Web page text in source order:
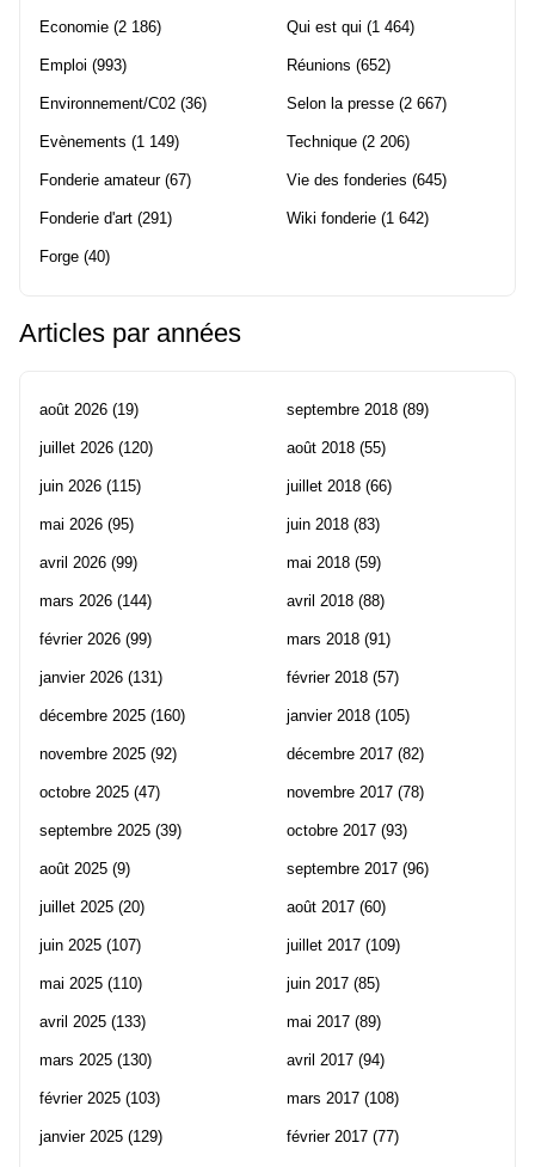
Economie (2 186)
Emploi (993)
Environnement/C02 (36)
Evènements (1 149)
Fonderie amateur(67)
Fonderie d'art (291)
Forge (40)
Qui est qui (1 464)
Réunions (652)
Selon la presse (2 667)
Technique (2 206)
Vie des fonderies (645)
Wiki fonderie (1 642)
Articles par années
août 2026 (19)
juillet 2026 (120)
juin 2026 (115)
mai 2026 (95)
avril 2026 (99)
mars 2026 (144)
février 2026 (99)
janvier 2026 (131)
décembre 2025 (160)
novembre 2025 (92)
octobre 2025 (47)
septembre 2025 (39)
août 2025 (9)
juillet 2025 (20)
juin 2025 (107)
mai 2025 (110)
avril 2025 (133)
mars 2025 (130)
février 2025 (103)
janvier 2025 (129)
septembre 2018 (89)
août 2018 (55)
juillet 2018 (66)
juin 2018 (83)
mai 2018 (59)
avril 2018 (88)
mars 2018 (91)
février 2018 (57)
janvier 2018 (105)
décembre 2017 (82)
novembre 2017 (78)
octobre 2017 (93)
septembre 2017 (96)
août 2017 (60)
juillet 2017 (109)
juin 2017 (85)
mai 2017 (89)
avril 2017 (94)
mars 2017 (108)
février 2017 (77)